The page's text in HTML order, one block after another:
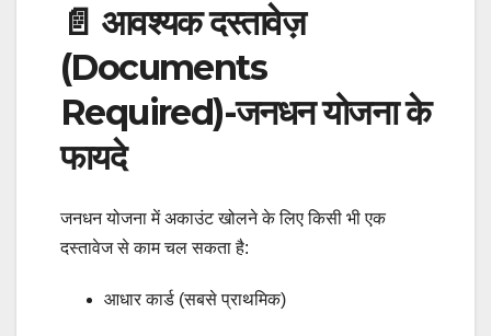
📄 आवश्यक दस्तावेज़
(Documents
Required)-जनधन योजना के
फायदे
जनधन योजना में अकाउंट खोलने के लिए किसी भी एक
दस्तावेज से काम चल सकता है:
आधार कार्ड (सबसे प्राथमिक)